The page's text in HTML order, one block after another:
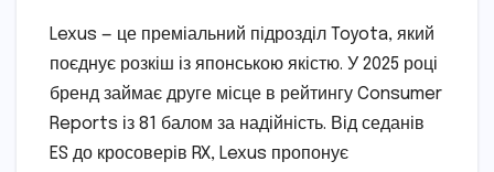
Lexus — це преміальний підрозділ Toyota, який
поєднує розкіш із японською якістю. У 2025 році
бренд займає друге місце в рейтингу Consumer
Reports із 81 балом за надійність. Від седанів
ES до кросоверів RX, Lexus пропонує